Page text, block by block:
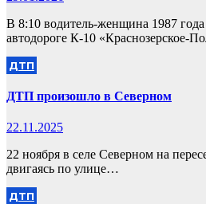
В 8:10 водитель-женщина 1987
автодороге К-10 «Краснозерское-
ДТП
ДТП произошло в Северном
22.11.2025
22 ноября в селе Северном на
двигаясь по улице…
ДТП